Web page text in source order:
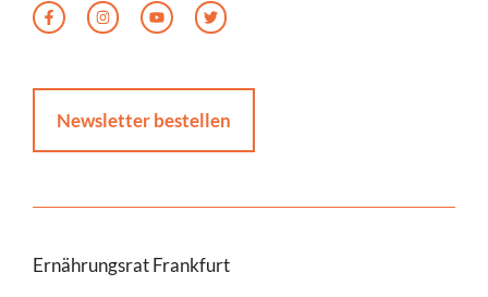
Newsletter bestellen
Ernährungsrat Frankfurt